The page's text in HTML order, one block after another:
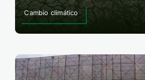
Cambio climático